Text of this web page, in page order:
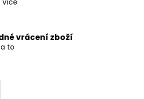
více
vrácení zboží
to